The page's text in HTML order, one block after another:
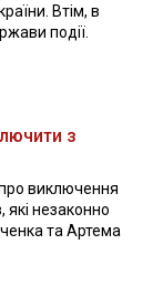
Втім, в
події.
з
виключення
які незаконно
та Артема